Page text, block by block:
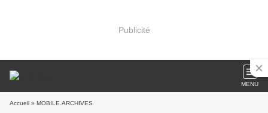
Publicité
MENU
Accueil » MOBILE.ARCHIVES